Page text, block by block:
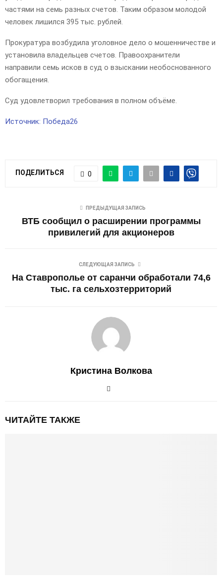
частями на семь разных счетов. Таким образом молодой
человек лишился 395 тыс. рублей.
Прокуратура возбудила уголовное дело о мошенничестве и
установила владельцев счетов. Правоохранители
направили семь исков в суд о взыскании необоснованного
обогащения.
Суд удовлетворил требования в полном объёме.
Источник: Победа26
ПОДЕЛИТЬСЯ 0
ПРЕДЫДУЩАЯ ЗАПИСЬ
ВТБ сообщил о расширении программы
привилегий для акционеров
СЛЕДУЮЩАЯ ЗАПИСЬ
На Ставрополье от саранчи обработали 74,6
тыс. га сельхозтерриторий
Кристина Волкова
ЧИТАЙТЕ ТАКЖЕ